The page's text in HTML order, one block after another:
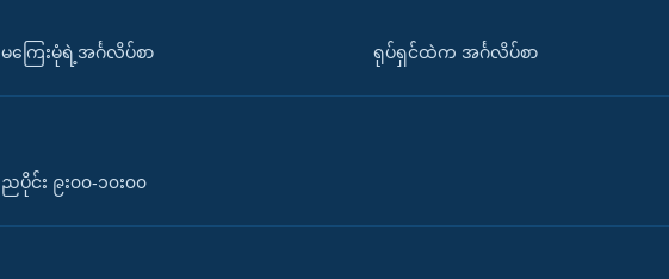
မကြေးမုံရဲ့အင်္ဂလိပ်စာ ရုပ်ရှင်ထဲက အင်္ဂလိပ်စာ
ညပိုင်း ၉း၀၀-၁၀း၀၀